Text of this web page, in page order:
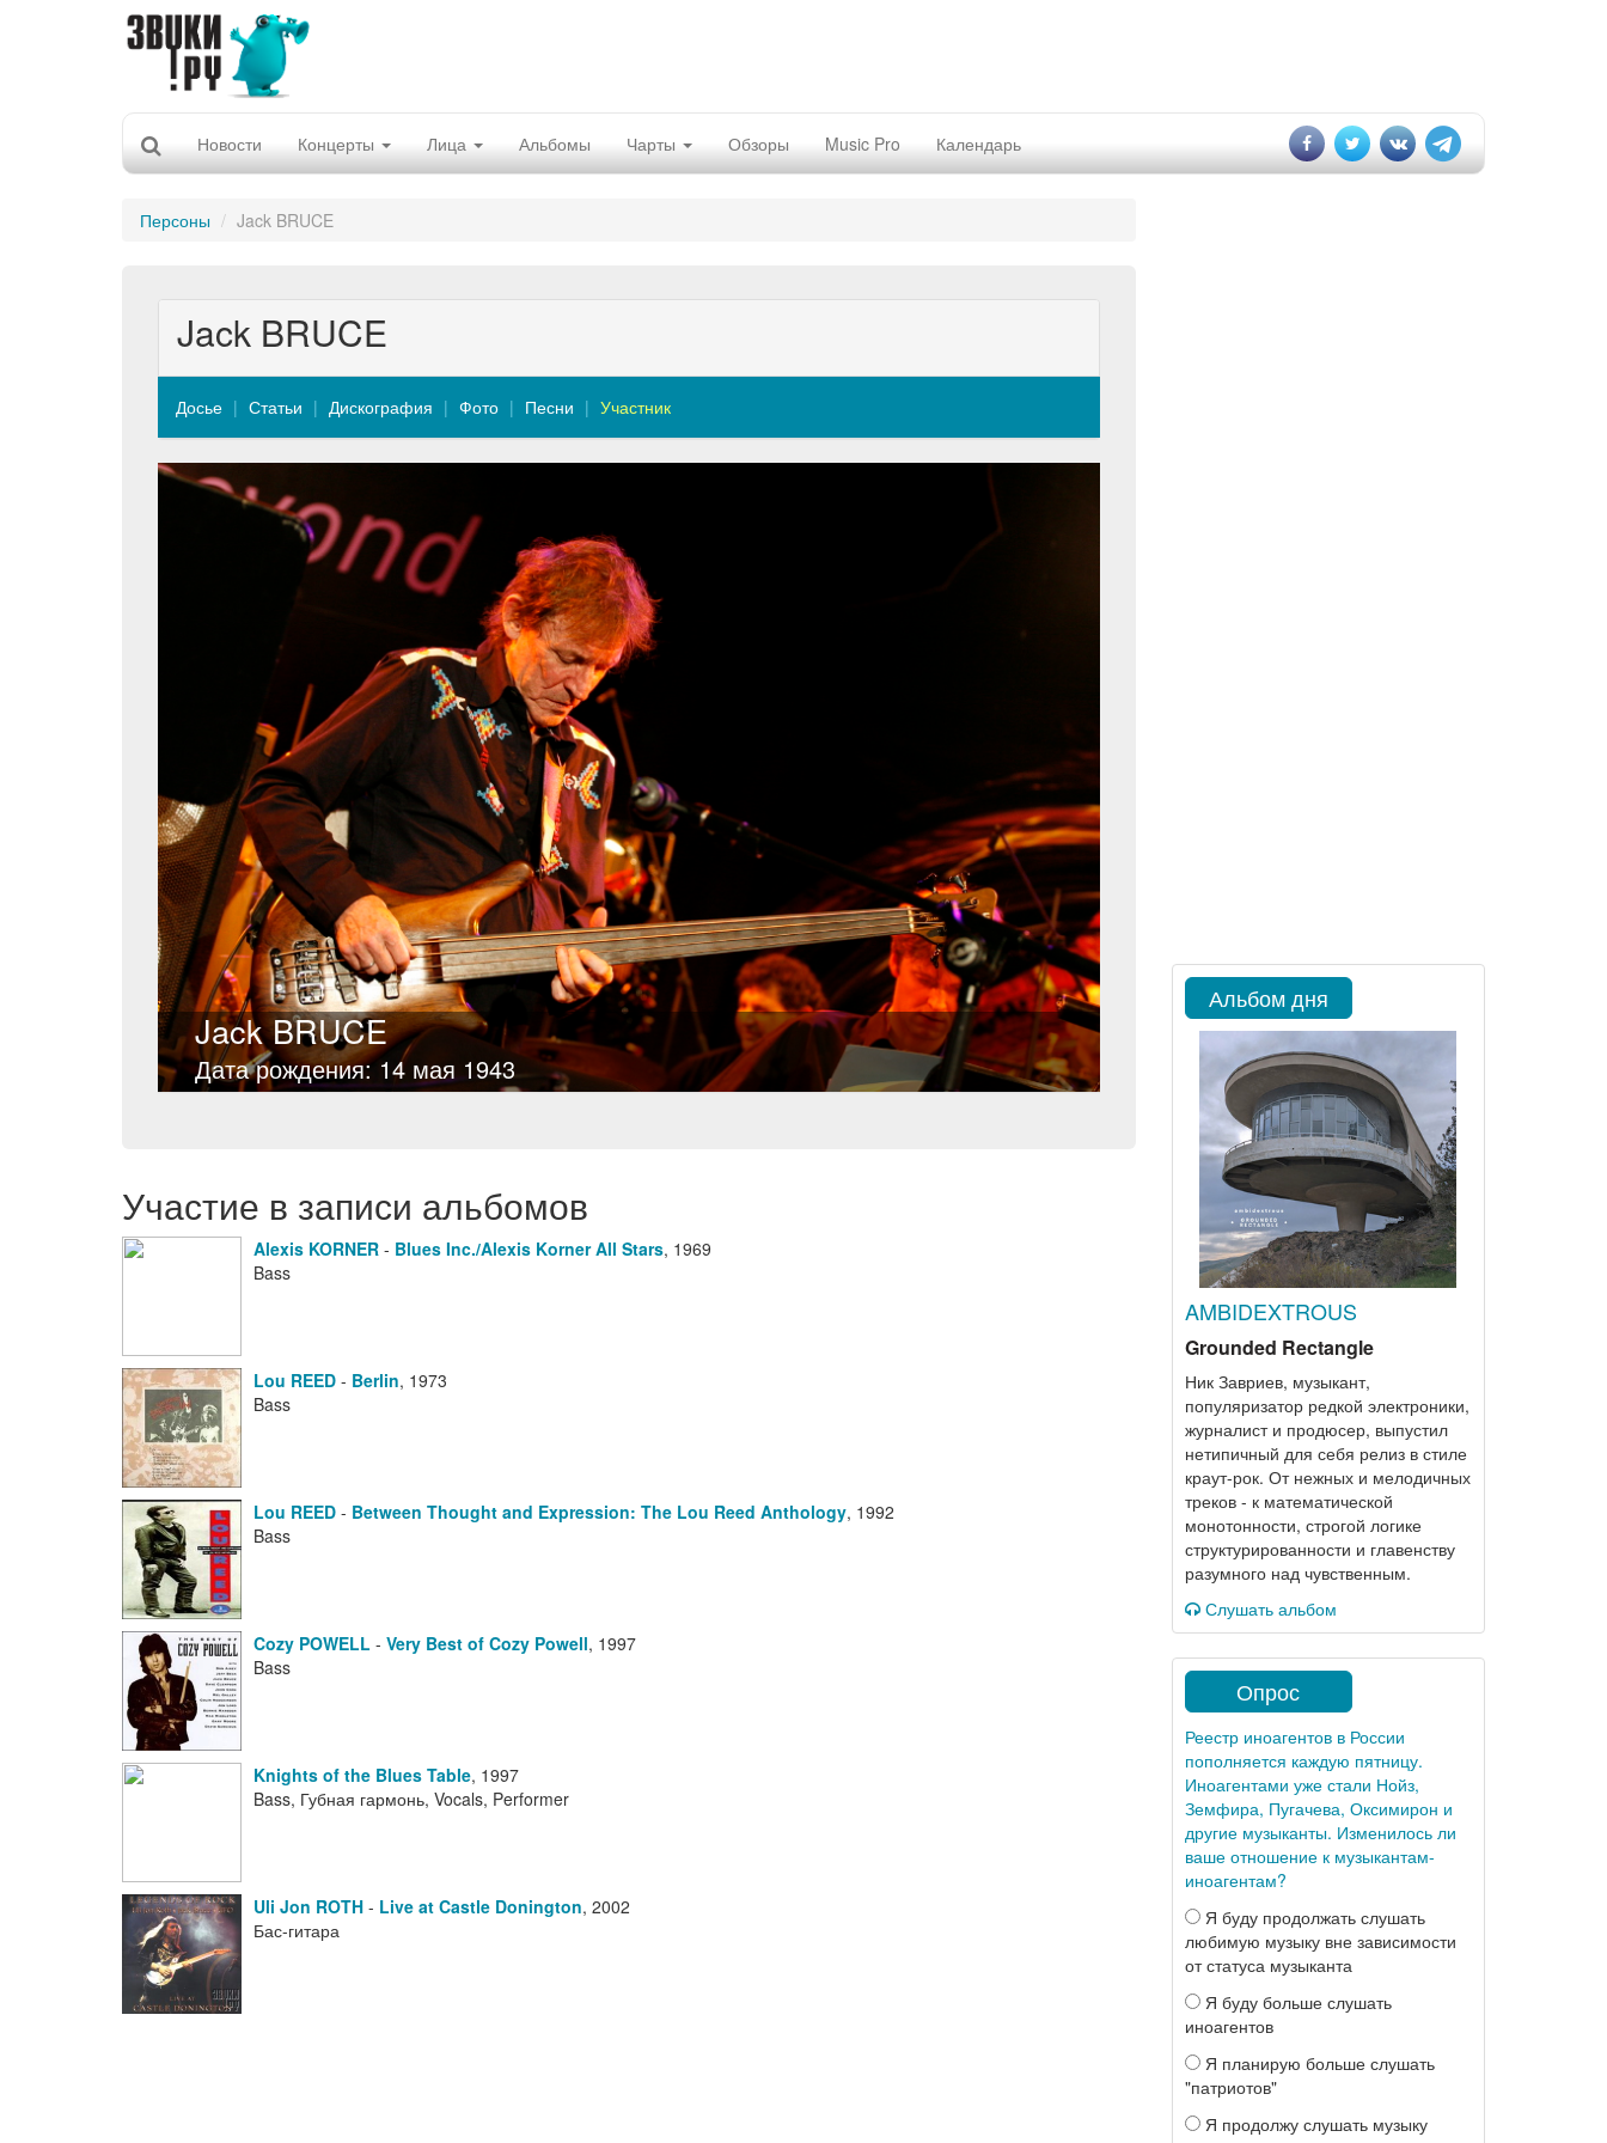
Новости Концерты Лица Альбомы Чарты Обзоры Music Pro Календарь
Персоны Jack BRUCE
Jack BRUCE
Досье Статьи Дискография Фото Песни Участник
Jack BRUCE
Дата рождения: 14 мая 1943
Участие в записи альбомов
Alexis KORNER - Blues Inc./Alexis Korner All Stars, 1969
Bass
Lou REED - Berlin, 1973
Bass
Lou REED - Between Thought and Expression: The Lou Reed Anthology, 1992
Bass
Cozy POWELL - Very Best of Cozy Powell, 1997
Bass
Knights of the Blues Table, 1997
Bass, Губная гармонь, Vocals, Performer
Uli Jon ROTH - Live at Castle Donington, 2002
Бас-гитара
Альбом дня
AMBIDEXTROUS
Grounded Rectangle
Ник Завриев, музыкант,
популяризатор редкой электроники,
журналист и продюсер, выпустил
нетипичный для себя релиз в стиле
краут-рок. От нежных и мелодичных
треков - к математической
монотонности, строгой логике
структурированности и главенству
разумного над чувственным.
Слушать альбом
Опрос
Реестр иноагентов в России
пополняется каждую пятницу.
Иноагентами уже стали Нойз,
Земфира, Пугачева, Оксимирон и
другие музыканты. Изменилось ли
ваше отношение к музыкантам-
иноагентам?
Я буду продолжать слушать
любимую музыку вне зависимости
от статуса музыканта
Я буду больше слушать
иноагентов
Я планирую больше слушать
"патриотов"
Я продолжу слушать музыку